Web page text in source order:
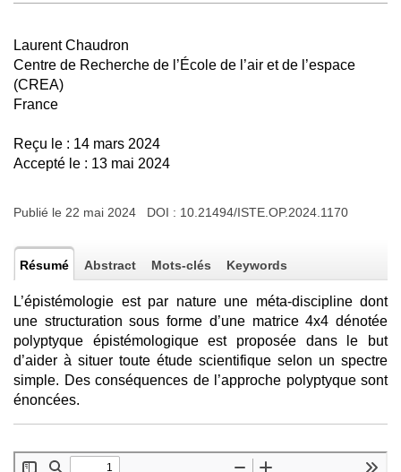
Laurent Chaudron
Centre de Recherche de l’École de l’air et de l’espace
(CREA)
France
Reçu le : 14 mars 2024
Accepté le : 13 mai 2024
Publié le 22 mai 2024 DOI : 10.21494/ISTE.OP.2024.1170
Résumé Abstract Mots-clés Keywords
L’épistémologie est par nature une méta-discipline dont
une structuration sous forme d’une matrice 4x4 dénotée
polyptyque épistémologique est proposée dans le but
d’aider à situer toute étude scientifique selon un spectre
simple. Des conséquences de l’approche polyptyque sont
énoncées.